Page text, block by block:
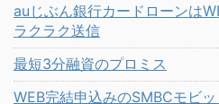
auじぶん銀行カードローンは
ラクラク送信
最短3分融資のプロミス
WEB完結申込みのSMBCモビッ